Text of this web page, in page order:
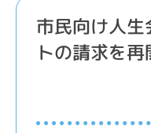
市民向け人生
トの請求を再